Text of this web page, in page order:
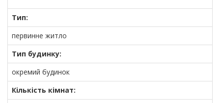
Тип:
первинне житло
Тип будинку:
окремий будинок
Кількість кімнат: